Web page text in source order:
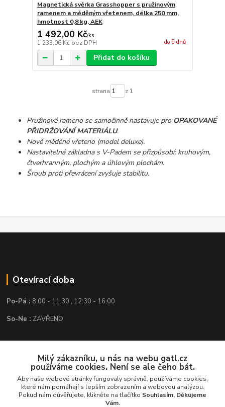
Magnetická svěrka Grasshopper s pružinovým
ramenem a měděným vřetenem, délka 250 mm,
hmotnost 0,8 kg, AEK
1 492,00 Kč/ks
1 233,06 Kč bez DPH do 5 dnů
Přidat do košíku
strana z 1
Pružinové rameno se samočinně nastavuje pro OPAKOVANÉ
PŘIDRŽOVÁNÍ MATERIÁLU.
Nové měděné vřeteno (model deluxe).
Nastavitelná základna s V-Padem se přizpůsobí: kruhovým,
čtverhranným, plochým a úhlovým plochám.
Šroub proti převrácení zvyšuje stabilitu.
Otevírací doba
Po-Pá : 8:00 - 11:30 , 12:30 - 16:00
So-Ne : ZAVŘENO
Kontakt
GATL s.r.o.
obchod@gatl.cz,info@gatl.cz
Milý zákazníku, u nás na webu gatl.cz
používáme cookies. Není se ale čeho bát.
Aby naše webové stránky fungovaly správně, používáme cookies,
které nám pomáhají s lepším zobrazením a webovou analýzou.
Pokud nám důvěřujete, klikněte na tlačítko Souhlasím, Děkujeme
Vám.